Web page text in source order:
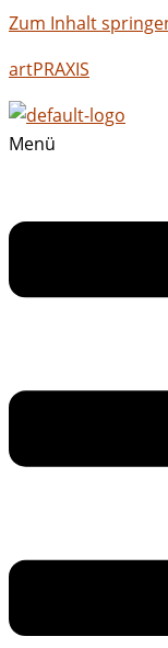
Zum Inhalt
artPRAXIS
Menü